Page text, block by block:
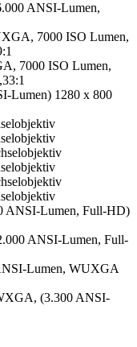
ANSI-Lumen,
7000 ISO Lumen,
7000 ISO Lumen,
Lumen) 1280 x 800
ANSI-Lumen, Full-HD)
ANSI-Lumen, Full-
Lumen, WUXGA
(3.300 ANSI-